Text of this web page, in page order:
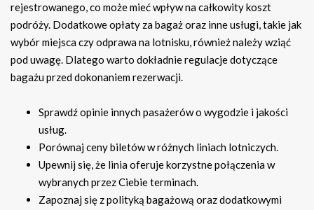
rejestrowanego, co może mieć wpływ na całkowity koszt
podróży. Dodatkowe opłaty za bagaż oraz inne usługi, takie jak
wybór miejsca czy odprawa na lotnisku, również należy wziąć
pod uwagę. Dlatego warto dokładnie regulacje dotyczące
bagażu przed dokonaniem rezerwacji.
Sprawdź opinie innych pasażerów o wygodzie i jakości
usług.
Porównaj ceny biletów w różnych liniach lotniczych.
Upewnij się, że linia oferuje korzystne połączenia w
wybranych przez Ciebie terminach.
Zapoznaj się z polityką bagażową oraz dodatkowymi